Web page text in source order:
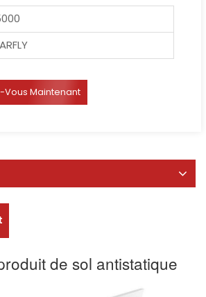
Vous Maintenant
de sol antistatique